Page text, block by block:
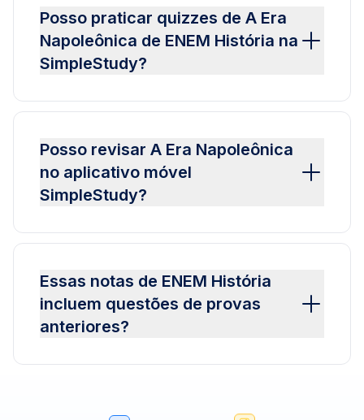
Posso praticar quizzes de A Era
Napoleônica de ENEM História na
SimpleStudy?
Posso revisar A Era Napoleônica
no aplicativo móvel
SimpleStudy?
Essas notas de ENEM História
incluem questões de provas
anteriores?